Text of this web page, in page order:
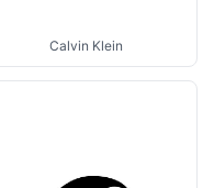
Calvin Klein